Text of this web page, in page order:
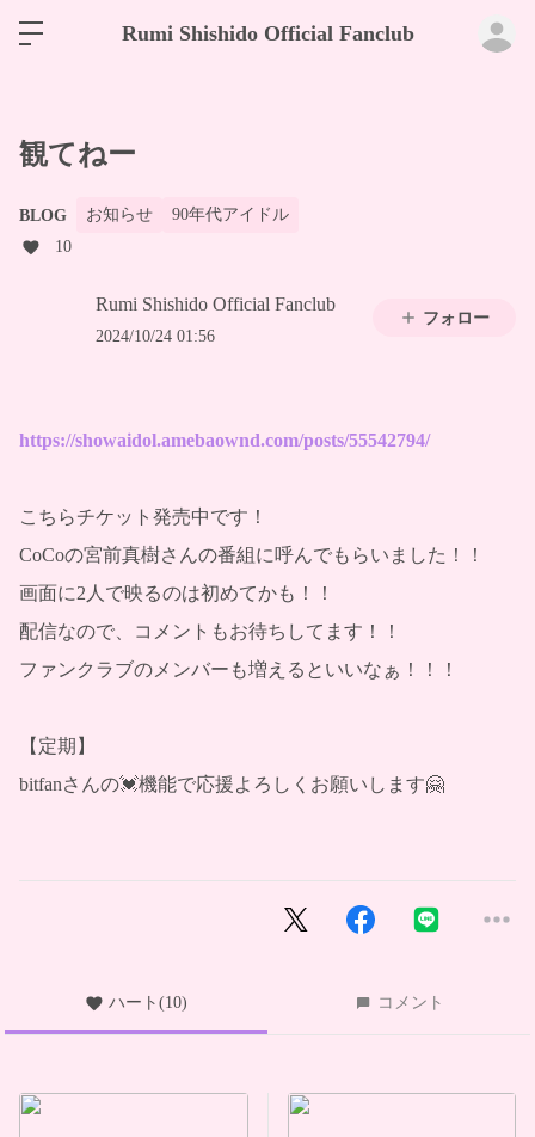
Rumi Shishido Official Fanclub
観てねー
BLOG お知らせ
90年代アイドル
10
Rumi Shishido Official Fanclub
2024/10/24 01:56
フォロー
https://showaidol.amebaownd.com/posts/55542794/
こちらチケット発売中です！
CoCoの宮前真樹さんの番組に呼んでもらいました！！
画面に2人で映るのは初めてかも！！
配信なので、コメントもお待ちしてます！！
ファンクラブのメンバーも増えるといいなぁ！！！
【定期】
bitfanさんの💓機能で応援よろしくお願いします🤗
ハート (10) コメント